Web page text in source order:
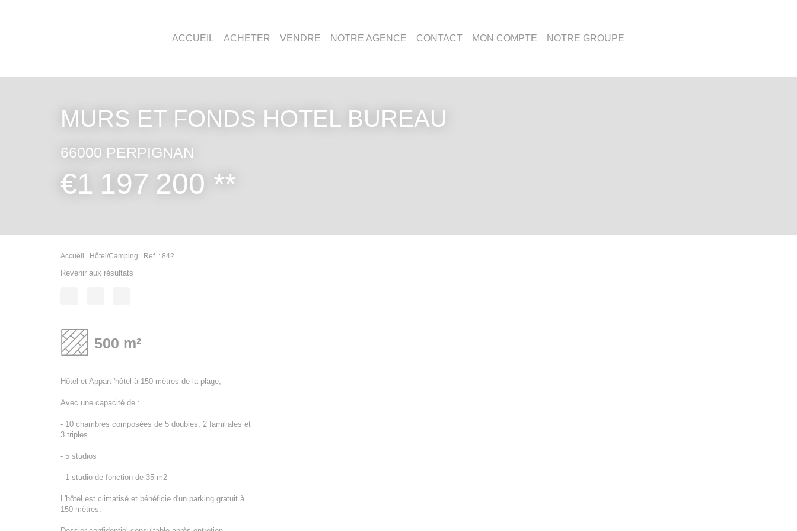
ACCUEIL ACHETER VENDRE NOTRE AGENCE CONTACT MON COMPTE NOTRE GROUPE
MURS ET FONDS HOTEL BUREAU
66000 PERPIGNAN
€1 197 200 **
Accueil Hôtel/Camping Ref. : 842
Revenir aux résultats
500 m²
Hôtel et Appart 'hôtel à 150 mètres de la plage,
Avec une capacité de :
- 10 chambres composées de 5 doubles, 2 familiales et
3 triples
- 5 studios
- 1 studio de fonction de 35 m2
L'hôtel est climatisé et bénéficie d'un parking gratuit à
150 mètres.